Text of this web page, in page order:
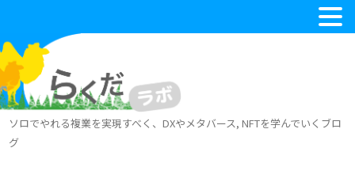
ソロでやれる複業を実現すべく、DXやメタバース, NFTを学んでいくブロ
グ